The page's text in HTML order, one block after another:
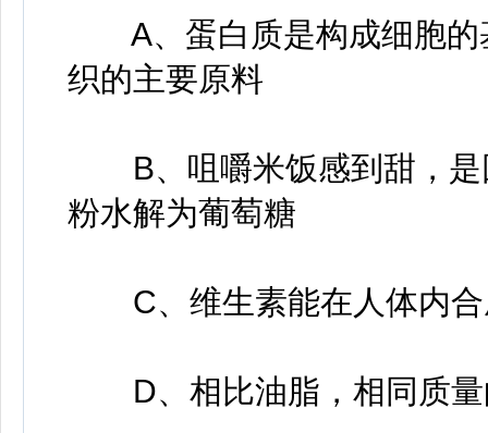
A、蛋白质是构成细胞的
织的主要原料
B、咀嚼米饭感到甜，是
粉水解为葡萄糖
C、维生素能在人体内合
D、相比油脂，相同质量